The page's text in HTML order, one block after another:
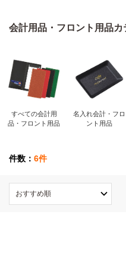
会計用品・フロント用品カ
すべての会計用
品・フロント用品
名入れ会計・フロ
ント用品
件数： 6件